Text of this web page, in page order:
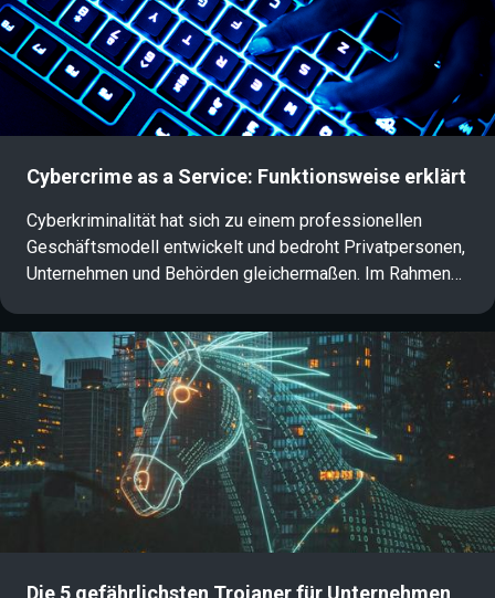
Cybercrime as a Service: Funktionsweise erklärt
Cyberkriminalität hat sich zu einem professionellen
Geschäftsmodell entwickelt und bedroht Privatpersonen,
Unternehmen und Behörden gleichermaßen. Im Rahmen
Tools und Dienstleistungen zum Kauf an und begehen
Straftaten im Auftrag Dritter. In diesem Artikel erfahren
Sie, wie diese Form der professionalisierten
Cyberkriminalität funktioniert und welche Auswirkungen
sie auf die IT-Sicherheit und Informationssicherheit hat.
Die 5 gefährlichsten Trojaner für Unternehmen